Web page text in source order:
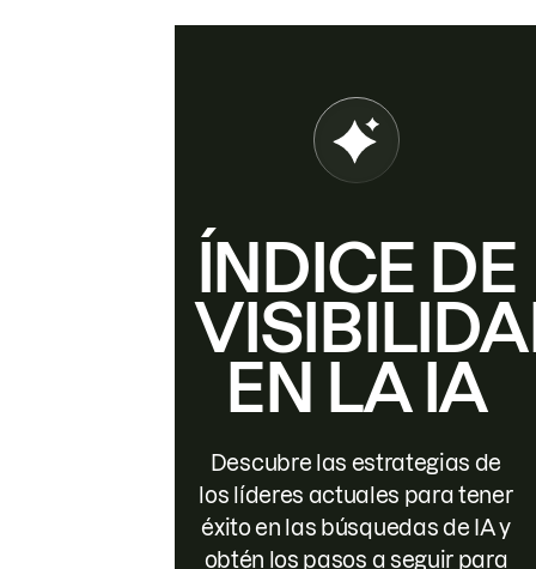
ÍNDICE DE
EN LA IA
Descubre las estrategias de
los líderes actuales para tener
éxito en las búsquedas de IA y
obtén los pasos a seguir para